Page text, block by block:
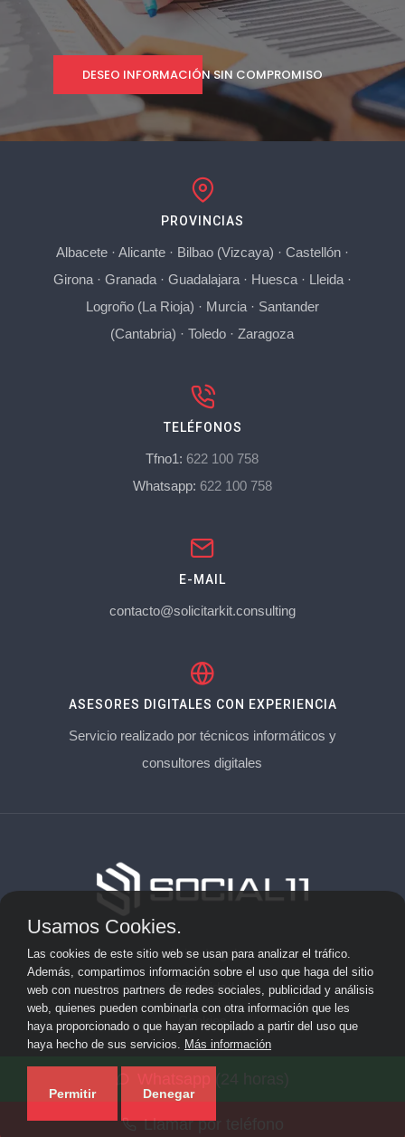
Llamar por teléfono
DESEO INFORMACIÓN SIN COMPROMISO
PROVINCIAS
Albacete· Alicante· Bilbao (Vizcaya) · Castellón·
Girona· Granada· Guadalajara· Huesca· Lleida·
Logroño (La Rioja) · Murcia· Santander
(Cantabria) ·Toledo ·Zaragoza
TELÉFONOS
Tfno1: 622 100 758
Whatsapp: 622 100 758
E-MAIL
contacto@solicitarkit.consulting
ASESORES DIGITALES CON EXPERIENCIA
Servicio realizado por técnicos informáticos y
consultores digitales
Aviso Legal
Privacidad
Cookies
Consulting en su provincia ·
Usamos Cookies.
Las cookies de este sitio web se usan para analizar el tráfico.
Además, compartimos información sobre el uso que haga del sitio
web con nuestros partners de redes sociales, publicidad y análisis
web, quienes pueden combinarla con otra información que les
haya proporcionado o que hayan recopilado a partir del uso que
haya hecho de sus servicios. Más información
Permitir Denegar